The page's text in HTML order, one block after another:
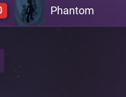
Phantom